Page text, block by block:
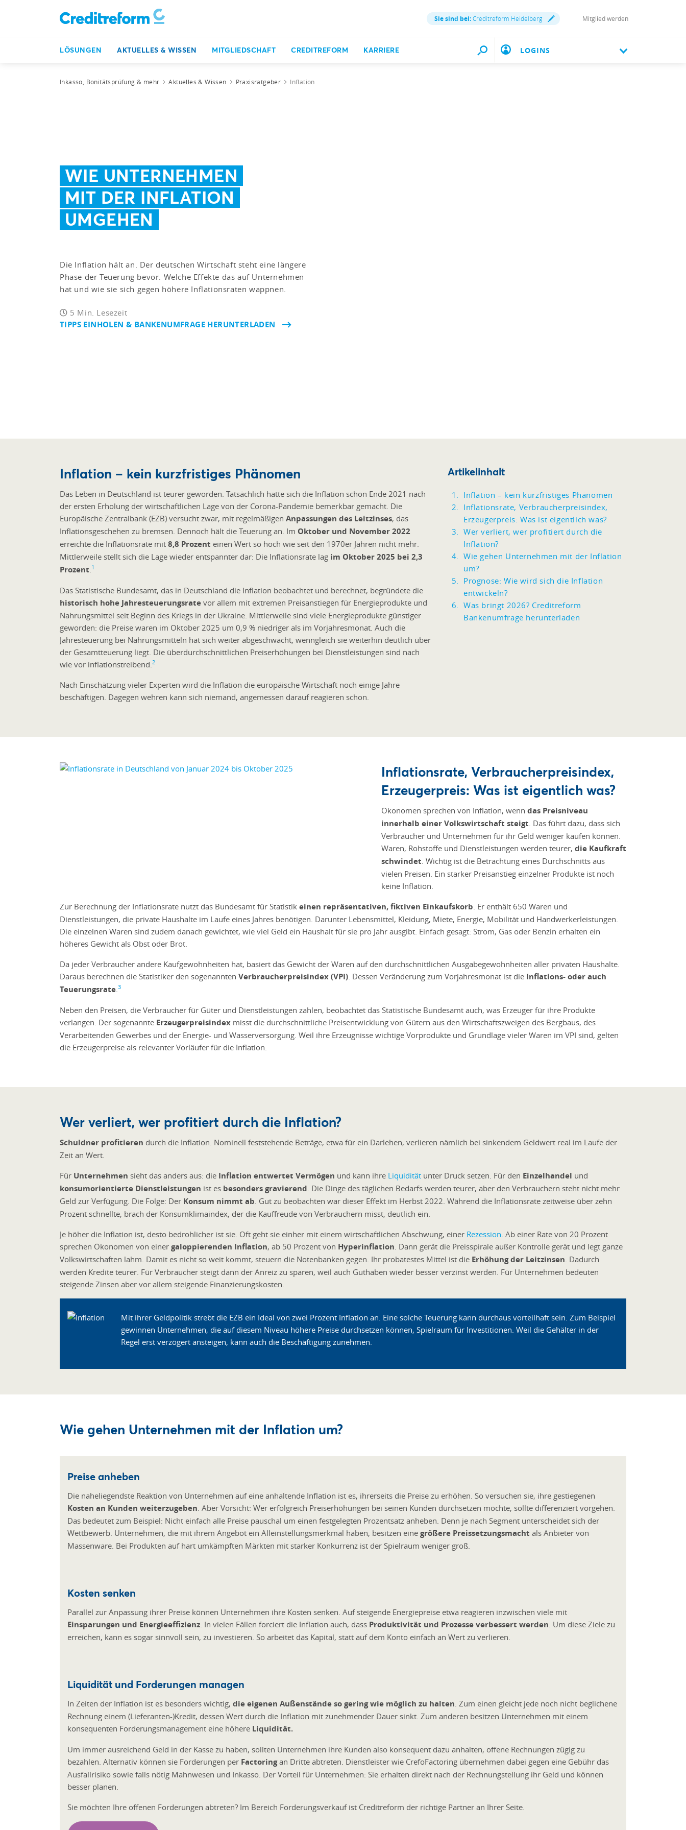
Sie sind bei:Creditreform Heidelberg Mitglied werden
LÖSUNGEN AKTUELLES & WISSEN MITGLIEDSCHAFT CREDITREFORM KARRIERE LOGINS
Inkasso, Bonitätsprüfung & mehr Aktuelles & Wissen Praxisratgeber Inflation
WIE UNTERNEHMEN
MIT DER INFLATION
UMGEHEN
Die Inflation hält an. Der deutschen Wirtschaft steht eine längere
Phase der Teuerung bevor. Welche Effekte das auf Unternehmen
hat und wie sie sich gegen höhere Inflationsraten wappnen.
5 Min. Lesezeit
TIPPS EINHOLEN & BANKENUMFRAGE HERUNTERLADEN
Inflation – kein kurzfristiges Phänomen
Das Leben in Deutschland ist teurer geworden. Tatsächlich hatte sich die Inflation schon Ende 2021 nach
der ersten Erholung der wirtschaftlichen Lage von der Corona-Pandemie bemerkbar gemacht. Die
Europäische Zentralbank (EZB) versucht zwar, mit regelmäßigen Anpassungen des Leitzinses, das
Inflationsgeschehen zu bremsen. Dennoch hält die Teuerung an. Im Oktober und November 2022
erreichte die Inflationsrate mit 8,8 Prozent einen Wert so hoch wie seit den 1970er Jahren nicht mehr.
Mittlerweile stellt sich die Lage wieder entspannter dar: Die Inflationsrate lag im Oktober 2025 bei 2,3
Prozent.1
Das Statistische Bundesamt, das in Deutschland die Inflation beobachtet und berechnet, begründete die
historisch hohe Jahresteuerungsrate vor allem mit extremen Preisanstiegen für Energieprodukte und
Nahrungsmittel seit Beginn des Kriegs in der Ukraine. Mittlerweile sind viele Energieprodukte günstiger
geworden: die Preise waren im Oktober 2025 um 0,9 % niedriger als im Vorjahresmonat. Auch die
Jahresteuerung bei Nahrungsmitteln hat sich weiter abgeschwächt, wenngleich sie weiterhin deutlich über
der Gesamtteuerung liegt. Die überdurchschnittlichen Preiserhöhungen bei Dienstleistungen sind nach
wie vor inflationstreibend.2
Nach Einschätzung vieler Experten wird die Inflation die europäische Wirtschaft noch einige Jahre
beschäftigen. Dagegen wehren kann sich niemand, angemessen darauf reagieren schon.
Artikelinhalt
Inflation – kein kurzfristiges Phänomen
Inflationsrate, Verbraucherpreisindex,
Erzeugerpreis: Was ist eigentlich was?
Wer verliert, wer profitiert durch die
Inflation?
Wie gehen Unternehmen mit der Inflation
um?
Prognose: Wie wird sich die Inflation
entwickeln?
Was bringt 2026? Creditreform
Bankenumfrage herunterladen
Inflationsrate, Verbraucherpreisindex,
Erzeugerpreis: Was ist eigentlich was?
Ökonomen sprechen von Inflation, wenn das Preisniveau
innerhalb einer Volkswirtschaft steigt. Das führt dazu, dass sich
Verbraucher und Unternehmen für ihr Geld weniger kaufen können.
Waren, Rohstoffe und Dienstleistungen werden teurer, die Kaufkraft
schwindet. Wichtig ist die Betrachtung eines Durchschnitts aus
vielen Preisen. Ein starker Preisanstieg einzelner Produkte ist noch
keine Inflation.
Zur Berechnung der Inflationsrate nutzt das Bundesamt für Statistik einen repräsentativen, fiktiven Einkaufskorb. Er enthält 650 Waren und
Dienstleistungen, die private Haushalte im Laufe eines Jahres benötigen. Darunter Lebensmittel, Kleidung, Miete, Energie, Mobilität und Handwerkerleistungen.
Die einzelnen Waren sind zudem danach gewichtet, wie viel Geld ein Haushalt für sie pro Jahr ausgibt. Einfach gesagt: Strom, Gas oder Benzin erhalten ein
höheres Gewicht als Obst oder Brot.
Da jeder Verbraucher andere Kaufgewohnheiten hat, basiert das Gewicht der Waren auf den durchschnittlichen Ausgabegewohnheiten aller privaten Haushalte.
Daraus berechnen die Statistiker den sogenannten Verbraucherpreisindex (VPI). Dessen Veränderung zum Vorjahresmonat ist die Inflations- oder auch
Teuerungsrate.3
Neben den Preisen, die Verbraucher für Güter und Dienstleistungen zahlen, beobachtet das Statistische Bundesamt auch, was Erzeuger für ihre Produkte
verlangen. Der sogenannte Erzeugerpreisindex misst die durchschnittliche Preisentwicklung von Gütern aus den Wirtschaftszweigen des Bergbaus, des
Verarbeitenden Gewerbes und der Energie- und Wasserversorgung. Weil ihre Erzeugnisse wichtige Vorprodukte und Grundlage vieler Waren im VPI sind, gelten
die Erzeugerpreise als relevanter Vorläufer für die Inflation.
Wer verliert, wer profitiert durch die Inflation?
Schuldner profitieren durch die Inflation. Nominell feststehende Beträge, etwa für ein Darlehen, verlieren nämlich bei sinkendem Geldwert real im Laufe der
Zeit an Wert.
Für Unternehmen sieht das anders aus: die Inflation entwertet Vermögen und kann ihre Liquidität unter Druck setzen. Für den Einzelhandel und
konsumorientierte Dienstleistungen ist es besonders gravierend. Die Dinge des täglichen Bedarfs werden teurer, aber den Verbrauchern steht nicht mehr
Geld zur Verfügung. Die Folge: Der Konsum nimmt ab. Gut zu beobachten war dieser Effekt im Herbst 2022. Während die Inflationsrate zeitweise über zehn
Prozent schnellte, brach der Konsumklimaindex, der die Kauffreude von Verbrauchern misst, deutlich ein.
Je höher die Inflation ist, desto bedrohlicher ist sie. Oft geht sie einher mit einem wirtschaftlichen Abschwung, einer Rezession. Ab einer Rate von 20 Prozent
sprechen Ökonomen von einer galoppierenden Inflation, ab 50 Prozent von Hyperinflation. Dann gerät die Preisspirale außer Kontrolle gerät und legt ganze
Volkswirtschaften lahm. Damit es nicht so weit kommt, steuern die Notenbanken gegen. Ihr probatestes Mittel ist die Erhöhung der Leitzinsen. Dadurch
werden Kredite teurer. Für Verbraucher steigt dann der Anreiz zu sparen, weil auch Guthaben wieder besser verzinst werden. Für Unternehmen bedeuten
steigende Zinsen aber vor allem steigende Finanzierungskosten.
Mit ihrer Geldpolitik strebt die EZB ein Ideal von zwei Prozent Inflation an. Eine solche Teuerung kann durchaus vorteilhaft sein. Zum Beispiel
gewinnen Unternehmen, die auf diesem Niveau höhere Preise durchsetzen können, Spielraum für Investitionen. Weil die Gehälter in der
Regel erst verzögert ansteigen, kann auch die Beschäftigung zunehmen.
Wie gehen Unternehmen mit der Inflation um?
Preise anheben
Die naheliegendste Reaktion von Unternehmen auf eine anhaltende Inflation ist es, ihrerseits die Preise zu erhöhen. So versuchen sie, ihre gestiegenen
Kosten an Kunden weiterzugeben. Aber Vorsicht: Wer erfolgreich Preiserhöhungen bei seinen Kunden durchsetzen möchte, sollte differenziert vorgehen.
Das bedeutet zum Beispiel: Nicht einfach alle Preise pauschal um einen festgelegten Prozentsatz anheben. Denn je nach Segment unterscheidet sich der
Wettbewerb. Unternehmen, die mit ihrem Angebot ein Alleinstellungsmerkmal haben, besitzen eine größere Preissetzungsmacht als Anbieter von
Massenware. Bei Produkten auf hart umkämpften Märkten mit starker Konkurrenz ist der Spielraum weniger groß.
Kosten senken
Parallel zur Anpassung ihrer Preise können Unternehmen ihre Kosten senken. Auf steigende Energiepreise etwa reagieren inzwischen viele mit
Einsparungen und Energieeffizienz. In vielen Fällen forciert die Inflation auch, dass Produktivität und Prozesse verbessert werden. Um diese Ziele zu
erreichen, kann es sogar sinnvoll sein, zu investieren. So arbeitet das Kapital, statt auf dem Konto einfach an Wert zu verlieren.
Liquidität und Forderungen managen
In Zeiten der Inflation ist es besonders wichtig, die eigenen Außenstände so gering wie möglich zu halten. Zum einen gleicht jede noch nicht beglichene
Rechnung einem (Lieferanten-)Kredit, dessen Wert durch die Inflation mit zunehmender Dauer sinkt. Zum anderen besitzen Unternehmen mit einem
konsequenten Forderungsmanagement eine höhere Liquidität.
Um immer ausreichend Geld in der Kasse zu haben, sollten Unternehmen ihre Kunden also konsequent dazu anhalten, offene Rechnungen zügig zu
bezahlen. Alternativ können sie Forderungen per Factoringan Dritte abtreten. Dienstleister wie CrefoFactoring übernehmen dabei gegen eine Gebühr das
Ausfallrisiko sowie falls nötig Mahnwesen und Inkasso. Der Vorteil für Unternehmen: Sie erhalten direkt nach der Rechnungstellung ihr Geld und können
besser planen.
Sie möchten Ihre offenen Forderungen abtreten? Im Bereich Forderungsverkauf ist Creditreform der richtige Partner an Ihrer Seite.